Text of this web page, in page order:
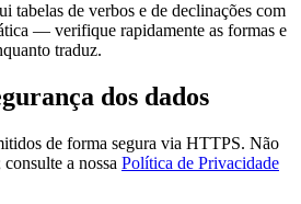
tabelas de verbos e de declinações com
— verifique rapidamente as formas e
traduz.
dos dados
de forma segura via HTTPS. Não
a nossa Política de Privacidade